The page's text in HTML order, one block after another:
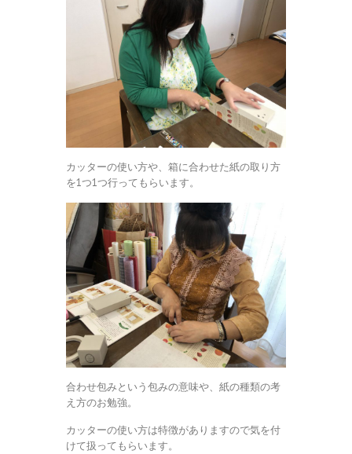
カッターの使い方や、箱に合わせた紙の取り方
を1つ1つ行ってもらいます。
合わせ包みという包みの意味や、紙の種類の考
え方のお勉強。
カッターの使い方は特徴がありますので気を付
けて扱ってもらいます。